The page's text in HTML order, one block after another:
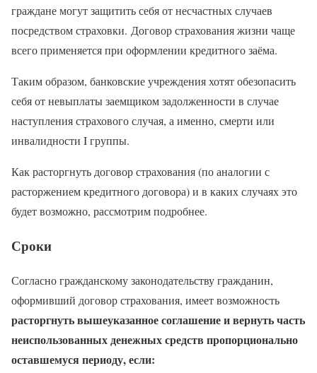
граждане могут защитить себя от несчастных случаев
посредством страховки. Договор страхования жизни чаще
всего применяется при оформлении кредитного заёма.
Таким образом, банковские учреждения хотят обезопасить
себя от невыплаты заемщиком задолженности в случае
наступления страхового случая, а именно, смерти или
инвалидности I группы.
Как расторгнуть договор страхования (по аналогии с
расторжением кредитного договора) и в каких случаях это
будет возможно, рассмотрим подробнее.
Сроки
Согласно гражданскому законодательству гражданин,
оформивший договор страхования, имеет возможность
расторгнуть вышеуказанное соглашение и вернуть часть
неиспользованных денежных средств пропорционально
оставшемуся периоду, если: